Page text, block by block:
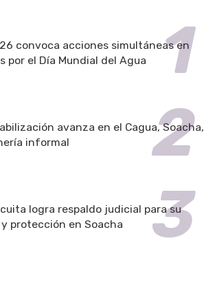
convoca acciones simultáneas en
por el Día Mundial del Agua
avanza en el Cagua, Soacha,
informal
logra respaldo judicial para su
protección en Soacha